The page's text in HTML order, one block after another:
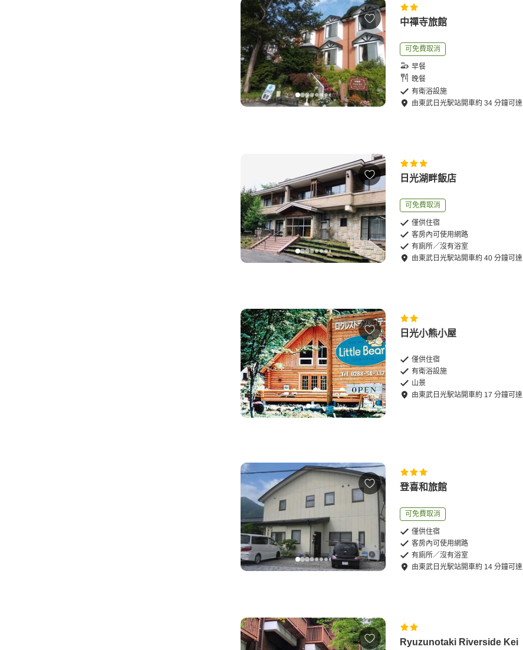
中禪寺旅館
可免費取消
早餐
晚餐
有衛浴設施
由東武日光駅站開車約34 分鐘可達
日光湖畔飯店
可免費取消
僅供住宿
客房內可使用網路
有廁所／沒有浴室
由東武日光駅站開車約40 分鐘可達
日光小熊小屋
僅供住宿
有衛浴設施
山景
由東武日光駅站開車約 17 分鐘可達
登喜和旅館
可免費取消
僅供住宿
客房內可使用網路
有廁所／沒有浴室
由東武日光駅站開車約 14 分鐘可達
Ryuzunotaki Riverside Kei